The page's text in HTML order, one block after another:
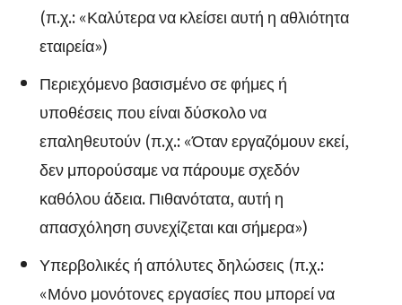
(π.χ.: «Καλύτερα να κλείσει αυτή η αθλιότητα
εταιρεία»)
Περιεχόμενο βασισμένο σε φήμες ή
υποθέσεις που είναι δύσκολο να
επαληθευτούν (π.χ.: «Όταν εργαζόμουν εκεί,
δεν μπορούσαμε να πάρουμε σχεδόν
καθόλου άδεια. Πιθανότατα, αυτή η
απασχόληση συνεχίζεται και σήμερα»)
Υπερβολικές ή απόλυτες δηλώσεις (π.χ.:
«Μόνο μονότονες εργασίες που μπορεί να